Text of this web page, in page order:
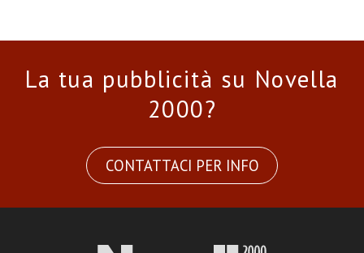
La tua pubblicità su Novella
2000?
CONTATTACI PER INFO